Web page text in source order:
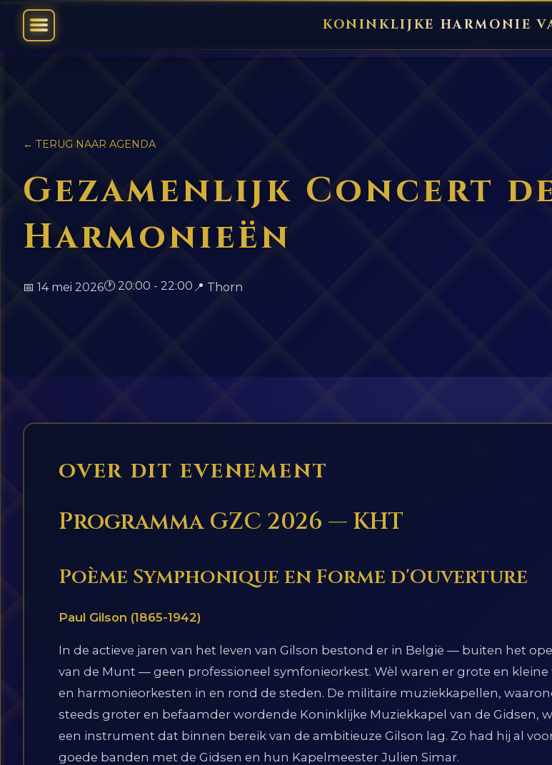
KONINKLIJKE HARMONIE
← TERUG NAAR AGENDA
Gezamenlijk Concert
Harmonieën
📅 14 mei 2026🕐 20:00 - 22:00 📍 Thorn
OVER DIT EVENEMENT
Programma GZC 2026 — KHT
Poème Symphonique en Forme d'Ouverture
Paul Gilson (1865-1942)
In de actieve jaren van het leven van Gilson bestond er in België — buiten het
van de Munt — geen professioneel symfonieorkest. Wèl waren er grote en kleine
en harmonieorkesten in en rond de steden. De militaire muziekkapellen,
steeds groter en befaamder wordende Koninklijke Muziekkapel van de Gidsen,
een instrument dat binnen bereik van de ambitieuze Gilson lag. Zo had hij al
goede banden met de Gidsen en hun Kapelmeester Julien Simar.